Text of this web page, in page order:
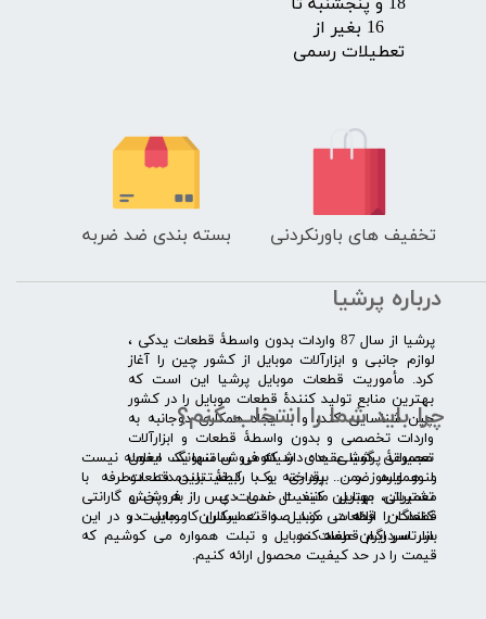
16 بغیر از
تعطیلات رسمی
تخفیف های باورنکردنی بسته بندی ضد ضربه
درباره پرشیا
​پرشیا از سال 87 واردات بدون واسطۀ قطعات یدکی ،
لوازم جانبی و ابزارآلات موبایل از کشور چین را آغاز
کرد. مأموریت قطعات موبایل پرشیا این است که
بهترین منابع تولید کنندۀ قطعات موبایل را در کشور
چین شناسایی کند، و با ایجاد همکاری دوجانبه به
واردات تخصصی و بدون واسطۀ قطعات و ابزارآلات
تعمیراتی گوشی های شیائومی سامسونگ ایفون
لنوو ایسوز و .... پرداخته و با کیفیت­ترین قطعات
تعمیراتی موبایل مانند ال سی دی را به پخش
کنندگان قطعات موبایل و تعمیرکاران موبایل در
سرتاسر ایران عرضه کند.
چرا باید شما را انتخاب کنم؟
​​ ​مجموعۀ پرشیا عقیده دارد که فروش تنها یک معامله نیست
و همواره ضمن برقراری یک رابطۀ بلندمدت دوطرفه با
مشتریان، بهترین کیفیت خدمات پس از فروش و گارانتی
قطعات را ارائه می­ کند. صداقت اساس کار ماست و در این
بازار سردرگم قطعات موبایل و تبلت همواره می کوشیم که
قیمت را در حد کیفیت محصول ارائه کنیم.